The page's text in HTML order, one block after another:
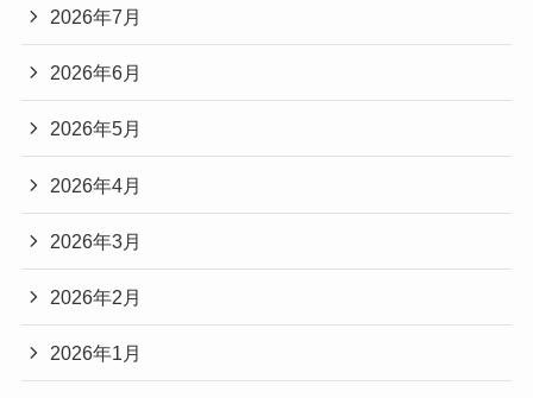
2026年7月
2026年6月
2026年5月
2026年4月
2026年3月
2026年2月
2026年1月